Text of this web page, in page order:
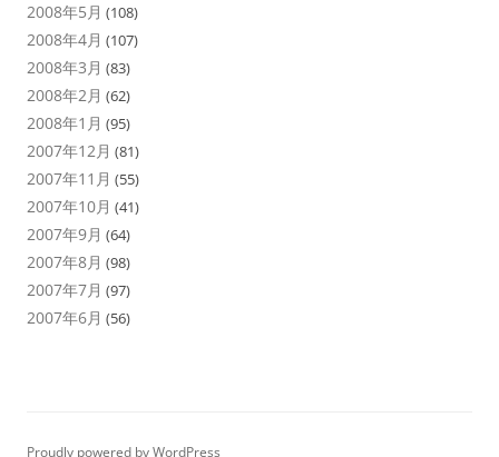
2008年5月 (108)
2008年4月 (107)
2008年3月 (83)
2008年2月 (62)
2008年1月 (95)
2007年12月 (81)
2007年11月 (55)
2007年10月 (41)
2007年9月 (64)
2007年8月 (98)
2007年7月 (97)
2007年6月 (56)
Proudly powered by WordPress